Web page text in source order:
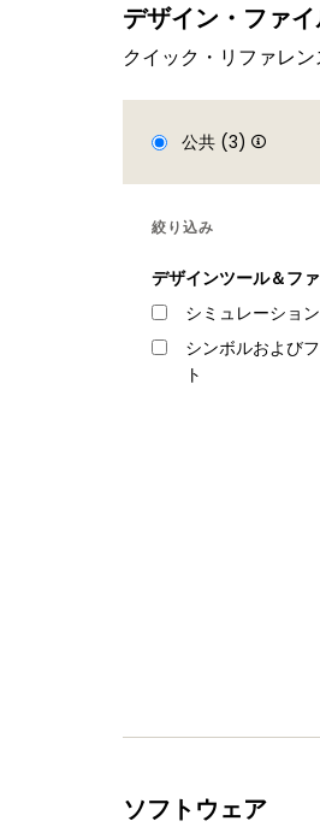
デザイン・ファ
クイック・リファレン
公共 (3)
絞り込み
デザインツール＆フ
シミュレーショ
シンボルおよび
ト
ソフトウェア